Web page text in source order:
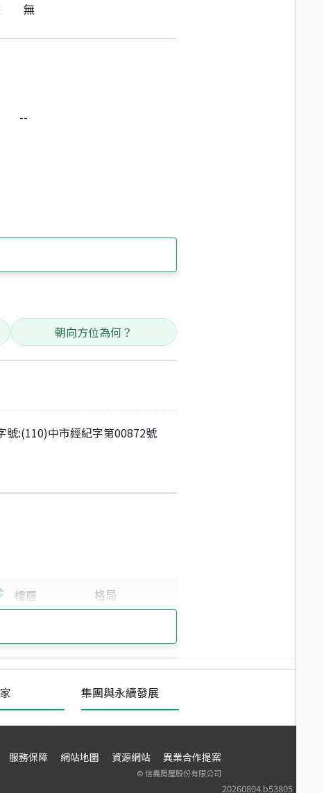
無
--
朝向方位為何？
號:(110)中市經紀字第00872號
集團與永續發展
20260804.b53805
服務保障 網站地圖 資源網站 異業合作提案
©信義房屋股份有限公司